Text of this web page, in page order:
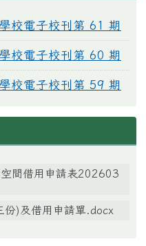
校電子校刊第 61 期
校電子校刊第 60 期
校電子校刊第 59 期
間借用申請表202603
份)及借用申請單.docx